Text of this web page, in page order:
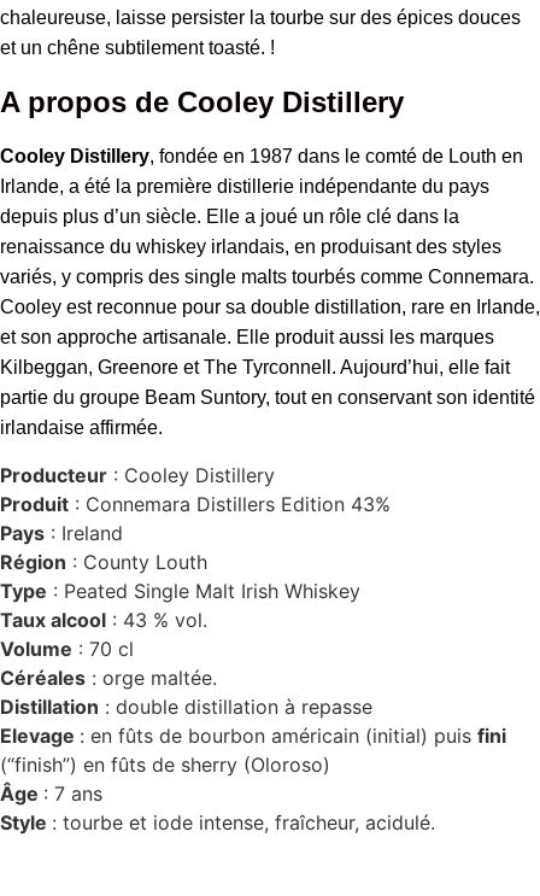
chaleureuse, laisse persister la tourbe sur des épices douces
et un chêne subtilement toasté. !
A propos de Cooley Distillery
Cooley Distillery, fondée en 1987 dans le comté de Louth en
Irlande, a été la première distillerie indépendante du pays
depuis plus d’un siècle. Elle a joué un rôle clé dans la
renaissance du whiskey irlandais, en produisant des styles
variés, y compris des single malts tourbés comme Connemara.
Cooley est reconnue pour sa double distillation, rare en Irlande,
et son approche artisanale. Elle produit aussi les marques
Kilbeggan, Greenore et The Tyrconnell. Aujourd’hui, elle fait
partie du groupe Beam Suntory, tout en conservant son identité
irlandaise affirmée.
Producteur : Cooley Distillery
Produit : Connemara Distillers Edition 43%
Pays : Ireland
Région : County Louth
Type : Peated Single Malt Irish Whiskey
Taux alcool : 43 % vol.
Volume : 70 cl
Céréales : orge maltée.
Distillation : double distillation à repasse
Elevage : en fûts de bourbon américain (initial) puis fini
(“finish”) en fûts de sherry (Oloroso)
Âge : 7 ans
Style : tourbe et iode intense, fraîcheur, acidulé.